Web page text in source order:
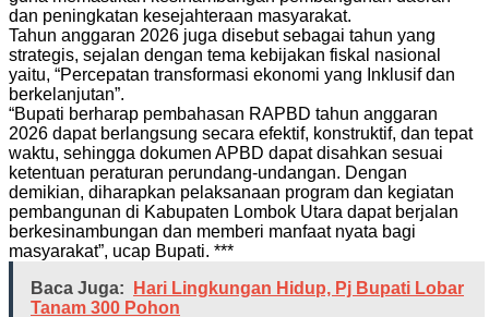
dan peningkatan kesejahteraan masyarakat.
Tahun anggaran 2026 juga disebut sebagai tahun yang
strategis, sejalan dengan tema kebijakan fiskal nasional
yaitu, “Percepatan transformasi ekonomi yang Inklusif dan
berkelanjutan”.
“Bupati berharap pembahasan RAPBD tahun anggaran
2026 dapat berlangsung secara efektif, konstruktif, dan tepat
waktu, sehingga dokumen APBD dapat disahkan sesuai
ketentuan peraturan perundang-undangan. Dengan
demikian, diharapkan pelaksanaan program dan kegiatan
pembangunan di Kabupaten Lombok Utara dapat berjalan
berkesinambungan dan memberi manfaat nyata bagi
masyarakat”, ucap Bupati. ***
Baca Juga:
Hari Lingkungan Hidup, Pj Bupati Lobar
Tanam 300 Pohon